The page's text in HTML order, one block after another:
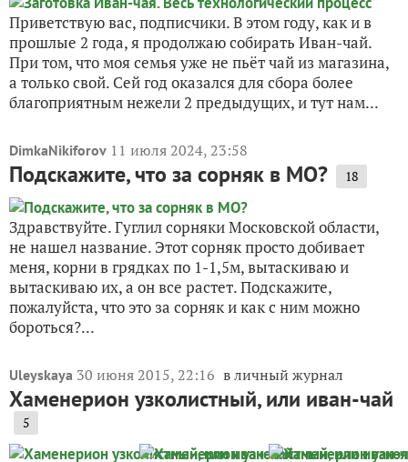
Приветствую вас, подписчики. В этом году, как и в
прошлые 2 года, я продолжаю собирать Иван-чай.
При том, что моя семья уже не пьёт чай из магазина,
а только свой. Сей год оказался для сбора более
благоприятным нежели 2 предыдущих, и тут нам...
DimkaNikiforov 11 июля 2024, 23:58
Подскажите, что за сорняк в МО? 18
Здравствуйте. Гуглил сорняки Московской области,
не нашел название. Этот сорняк просто добивает
меня, корни в грядках по 1-1,5м, вытаскиваю и
вытаскиваю их, а он все растет. Подскажите,
пожалуйста, что это за сорняк и как с ним можно
бороться?...
Uleyskaya 30 июня 2015, 22:16 в личный журнал
Хаменерион узколистный, или иван-чай
5